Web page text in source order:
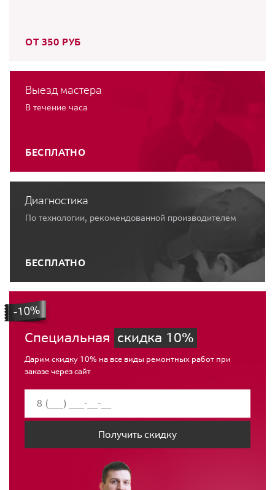
ОТ 350 РУБ
Выезд мастера
В течение часа
БЕСПЛАТНО
Диагностика
По технологии, рекомендованной производителем
БЕСПЛАТНО
Специальная скидка 10%
Дарим скидку 10% на все виды ремонтных работ при
заказе через сайт
Получить скидку